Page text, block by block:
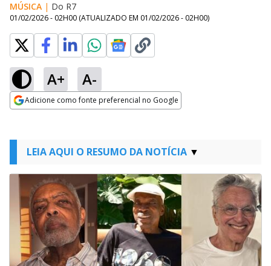
MÚSICA | Do R7
01/02/2026 - 02H00 (ATUALIZADO EM 01/02/2026 - 02H00)
A+ A-
Adicione como fonte preferencial no Google
LEIA AQUI O RESUMO DA NOTÍCIA